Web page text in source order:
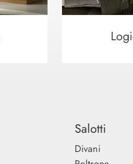
Salotti
Divani